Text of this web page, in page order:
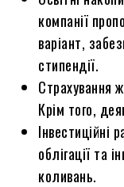
компанії
варіант,
стипендії.
Страхування
Крім того,
облігації та
коливань.